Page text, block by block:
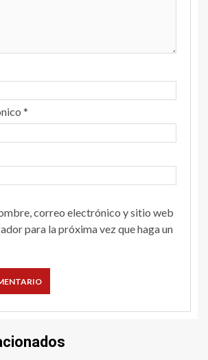
*
correo electrónico y sitio web
para la próxima vez que haga un